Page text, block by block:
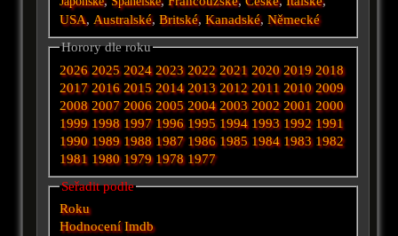
USA, Australské,Britské,Kanadské,Německé
Horory dle roku
2026 2025 2024 2023 2022 2021 2020 2019 2018
2017 2016 2015 2014 2013 2012 2011 2010 2009
2008 2007 2006 2005 2004 2003 2002 2001 2000
1999 1998 1997 1996 1995 1994 1993 1992 1991
1990 1989 1988 1987 1986 1985 1984 1983 1982
1981 1980 1979 1978 1977
Seřadit podle
Roku
Hodnocení Imdb